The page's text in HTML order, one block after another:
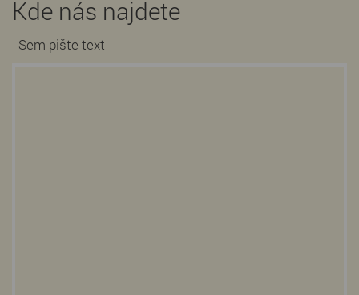
Kde nás najdete
Sem pište text